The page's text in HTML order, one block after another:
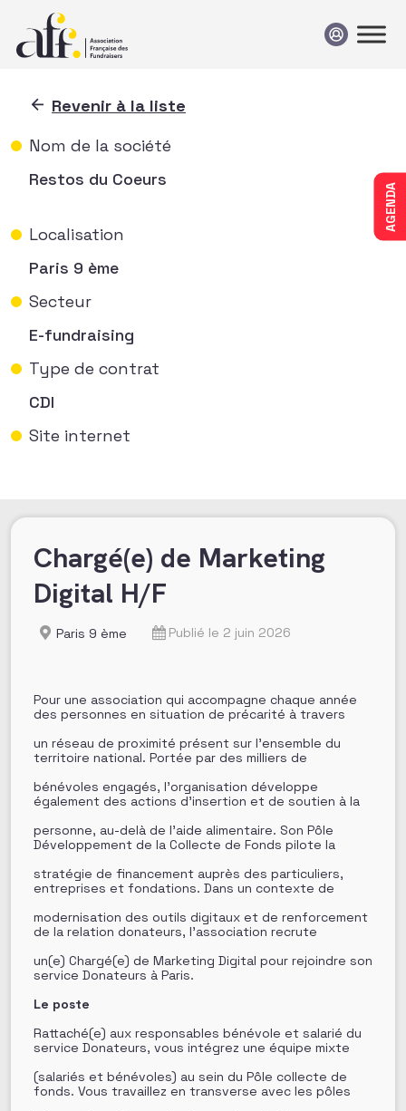
AGENDA
Revenir à la liste
Nom de la société
Restos du Coeurs
Localisation
Paris 9 ème
Secteur
E-fundraising
Type de contrat
CDI
Site internet
Chargé(e) de Marketing
Digital H/F
Paris 9 ème Publié le 2 juin 2026
Pour une association qui accompagne chaque année
des personnes en situation de précarité à travers
un réseau de proximité présent sur l’ensemble du
territoire national. Portée par des milliers de
bénévoles engagés, l’organisation développe
également des actions d’insertion et de soutien à la
personne, au-delà de l’aide alimentaire. Son Pôle
Développement de la Collecte de Fonds pilote la
stratégie de financement auprès des particuliers,
entreprises et fondations. Dans un contexte de
modernisation des outils digitaux et de renforcement
de la relation donateurs, l’association recrute
un(e) Chargé(e) de Marketing Digital pour rejoindre son
service Donateurs à Paris.
Le poste
Rattaché(e) aux responsables bénévole et salarié du
service Donateurs, vous intégrez une équipe mixte
(salariés et bénévoles) au sein du Pôle collecte de
fonds. Vous travaillez en transverse avec les pôles